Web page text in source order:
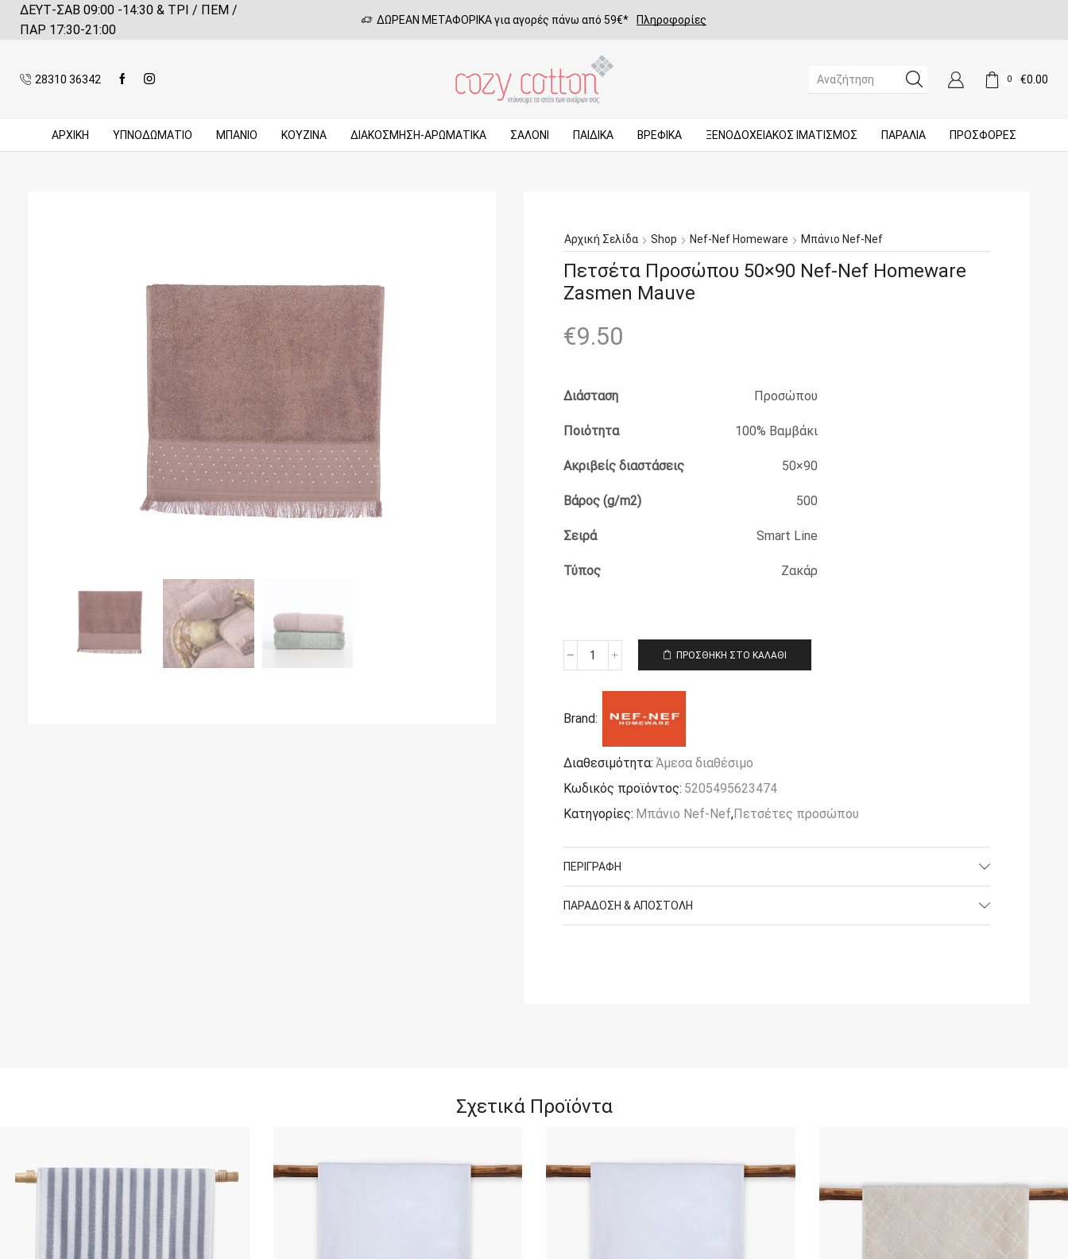
ΔΕΥΤ-ΣΑΒ 09:00 -14:30 & ΤΡΙ / ΠΕΜ /
ΠΑΡ 17:30-21:00
ΔΩΡΕΑΝ ΜΕΤΑΦΟΡΙΚΑ για αγορές πάνω από 59€* Πληροφορίες
28310 36342
SEARCH
0 €0.00
ΑΡΧΙΚΉ ΥΠΝΟΔΩΜΑΤΙΟ ΜΠΆΝΙΟ ΚΟΥΖΊΝΑ ΔΙΑΚΟΣΜΗΣΗ-ΑΡΩΜΑΤΙΚΑ ΣΑΛΌΝΙ ΠΑΙΔΙΚΆ ΒΡΕΦΙΚΆ ΞΕΝΟΔΟΧΕΙΑΚΌΣ ΙΜΑΤΙΣΜΌΣ ΠΑΡΑΛΙΑ ΠΡΟΣΦΟΡΈΣ
Αρχική Σελίδα Shop Nef-Nef Homeware Μπάνιο Nef-Nef
Πετσέτα Προσώπου 50×90 Nef-Nef Homeware
Zasmen Mauve
€9.50
Διάσταση Προσώπου
Ποιότητα 100% Βαμβάκι
Ακριβείς διαστάσεις 50×90
Βάρος (g/m2) 500
Σειρά Smart Line
Τύπος Ζακάρ
Πετσέτα
50x90
Nef-
Nef
Zasmen
Mauve
ποσότητα
ΠΡΟΣΘΉΚΗ ΣΤΟ ΚΑΛΆΘΙ
Brand:
Διαθεσιμότητα: Άμεσα διαθέσιμο
Κωδικός προϊόντος: 5205495623474
Κατηγορίες: Μπάνιο Nef-Nef,Πετσέτες προσώπου
ΠΕΡΙΓΡΑΦΉ
ΠΑΡΆΔΟΣΗ & ΑΠΟΣΤΟΛΉ
Σχετικά Προϊόντα